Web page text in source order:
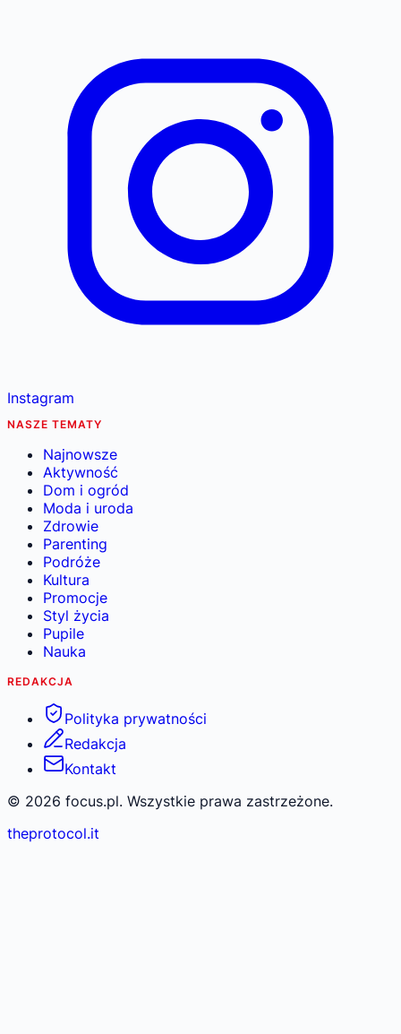
Instagram
NASZE TEMATY
Najnowsze
Aktywność
Dom i ogród
Moda i uroda
Zdrowie
Parenting
Podróże
Kultura
Promocje
Styl życia
Pupile
Nauka
REDAKCJA
Polityka prywatności
Redakcja
Kontakt
© 2026 focus.pl. Wszystkie prawa zastrzeżone.
theprotocol.it